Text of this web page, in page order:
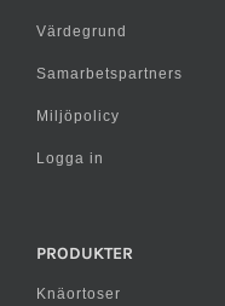
Värdegrund
Samarbetspartners
Miljöpolicy
Logga in
PRODUKTER
Knäortoser